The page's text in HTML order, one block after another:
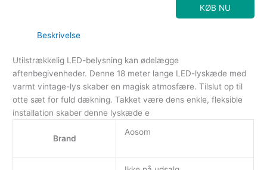
KØB NU
Beskrivelse
Utilstrækkelig LED-belysning kan ødelægge
aftenbegivenheder. Denne 18 meter lange LED-lyskæde med
varmt vintage-lys skaber en magisk atmosfære. Tilslut op til
otte sæt for fuld dækning. Takket være dens enkle, fleksible
installation skaber denne lyskæde e
Brand
Aosom